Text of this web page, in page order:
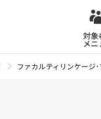
対象
メニ
ファカルティリンケージ